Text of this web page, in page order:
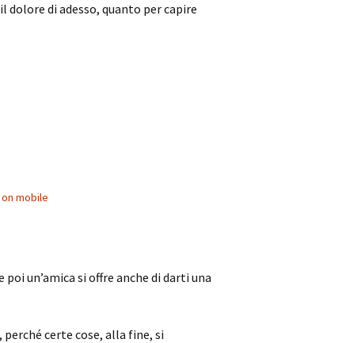
di adesso, quanto per capire
mobile
un’amica si offre anche di darti una
perché certe cose, alla fine, si